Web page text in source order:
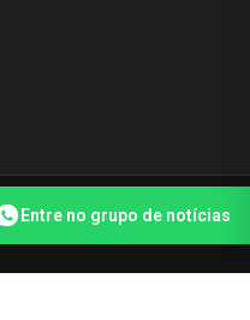
Entre no grupo de notícias